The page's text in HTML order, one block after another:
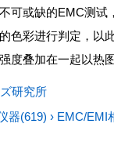
可或缺的EMC测试
色彩进行判定，以
度叠加在一起以热
研究所
器(619) › EMC/EMI